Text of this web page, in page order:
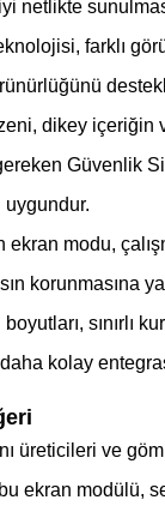
netlikte
farklı
dikey içeriğin
Güvenlik
uygundur.
modu,
korunmasına
sınırlı
kolay
üreticileri ve
ekran modülü,